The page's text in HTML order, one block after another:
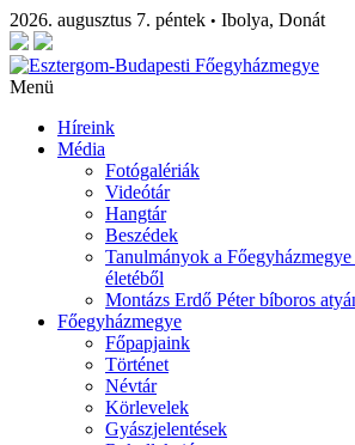
2026. augusztus 7. péntek • Ibolya, Donát
Menü
Híreink
Média
Fotógalériák
Videótár
Hangtár
Beszédek
Tanulmányok a Főegyházmegye
életéből
Montázs Erdő Péter bíboros
Főegyházmegye
Főpapjaink
Történet
Névtár
Körlevelek
Gyászjelentések